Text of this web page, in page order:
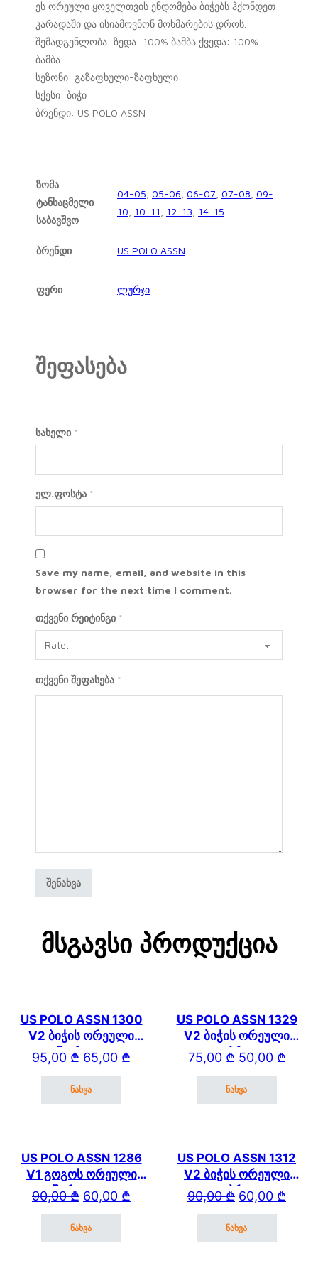
ეს ორეული ყოველთვის ენდომება ბიჭებს ჰქონდეთ
კარადაში და ისიამოვნონ მოხმარების დროს.
შემადგენლობა: ზედა: 100% ბამბა ქვედა: 100%
ბამბა
სეზონი: გაზაფხული-ზაფხული
სქესი: ბიჭი
ბრენდი: US POLO ASSN
ზომა
ტანსაცმელი
საბავშვო
04-05 05-06 06-07 07-08 09-
10
10-11 12-13 14-15
ბრენდი US POLO ASSN
ფერი ლურჯი
შეფასება
სახელი *
ელ.ფოსტა *
Save my name, email, and website in this
browser for the next time I comment.
თქვენი რეიტინგი *
თქვენი შეფასება *
Მსგავსი Პროდუქცია
US POLO ASSN 1300
V2 ბიჭის ორეული
შორტით
95,00₾ Original price was: 95,00 ₾.
65,00 ₾
Current price is: 65,00 ₾.
ნახვა
US POLO ASSN 1329
V2 ბიჭის ორეული
კაპრით
75,00₾ Original price
50,00 ₾
Current price is:
ნახვა
US POLO ASSN 1286
V1 გოგოს ორეული
შარვლით
90,00₾ Original price was: 90,00 ₾.
60,00 ₾
Current price is: 60,00 ₾.
ნახვა
US POLO ASSN 1312
V2 ბიჭის ორეული
კაპრით
90,00₾ Original price
60,00 ₾
Current price is:
ნახვა